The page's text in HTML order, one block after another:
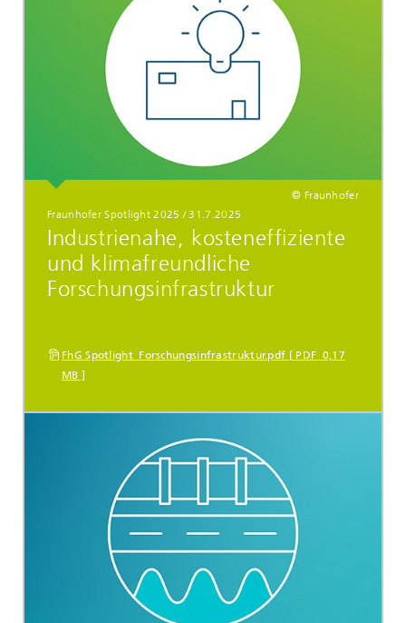
© Fraunhofer
Fraunhofer Spotlight 2025 /31.7.2025
Industrienahe, kosteneffiziente
und klimafreundliche
Forschungsinfrastruktur
FhG Spotlight_Forschungsinfrastruktur.pdf [ PDF 0,17
MB ]